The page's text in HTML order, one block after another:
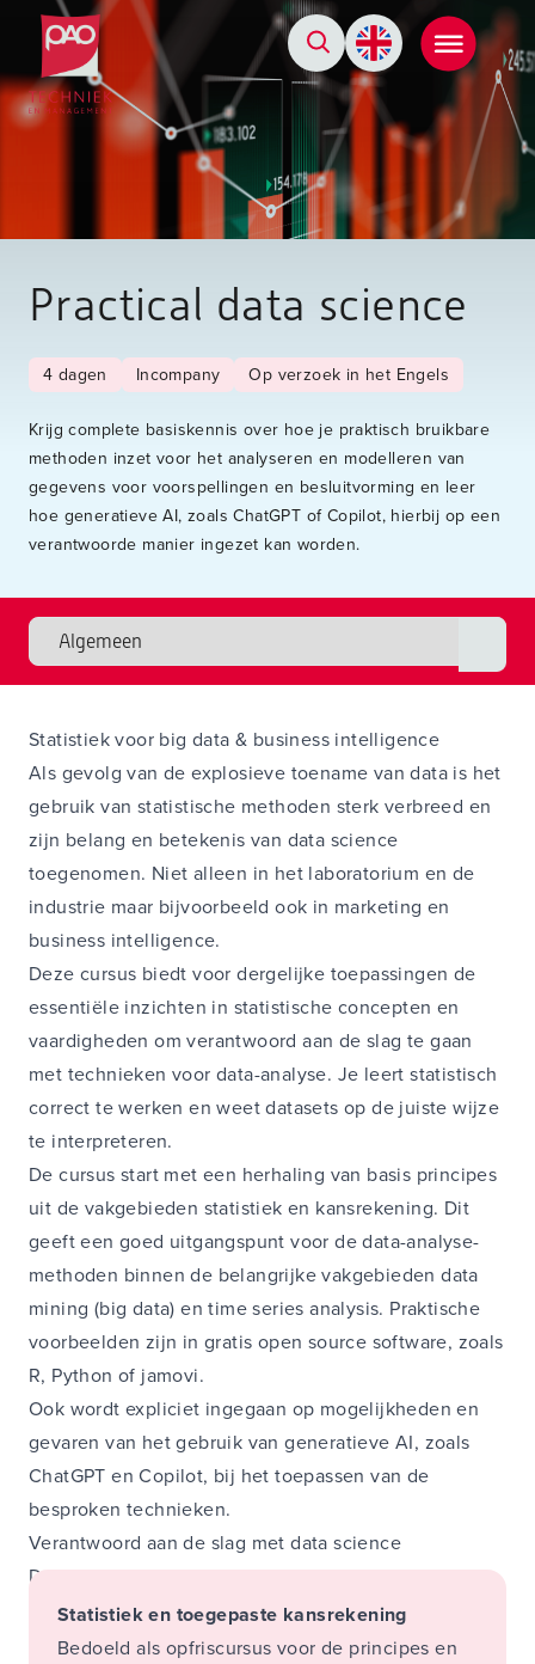
Postacademische cursussen, leergangen en opleidingen
Practical data science
4 dagen Incompany Op verzoek in het Engels
Krijg complete basiskennis over hoe je praktisch bruikbare
methoden inzet voor het analyseren en modelleren van
gegevens voor voorspellingen en besluitvorming en leer
hoe generatieve AI, zoals ChatGPT of Copilot, hierbij op een
verantwoorde manier ingezet kan worden.
Statistiek voor big data & business intelligence
Als gevolg van de explosieve toename van data is het
gebruik van statistische methoden sterk verbreed en
zijn belang en betekenis van data science
toegenomen. Niet alleen in het laboratorium en de
industrie maar bijvoorbeeld ook in marketing en
business intelligence.
Deze cursus biedt voor dergelijke toepassingen de
essentiële inzichten in statistische concepten en
vaardigheden om verantwoord aan de slag te gaan
met technieken voor data-analyse. Je leert statistisch
correct te werken en weet datasets op de juiste wijze
te interpreteren.
De cursus start met een herhaling van basis principes
uit de vakgebieden statistiek en kansrekening. Dit
geeft een goed uitgangspunt voor de data-analyse-
methoden binnen de belangrijke vakgebieden data
mining (big data) en time series analysis. Praktische
voorbeelden zijn in gratis open source software, zoals
R, Python of jamovi.
Ook wordt expliciet ingegaan op mogelijkheden en
gevaren van het gebruik van generatieve AI, zoals
ChatGPT en Copilot, bij het toepassen van de
besproken technieken.
Verantwoord aan de slag met data science
De cursus bestaat uit drie onderdelen:
Statistiek en toegepaste kansrekening
Bedoeld als opfriscursus voor de principes en